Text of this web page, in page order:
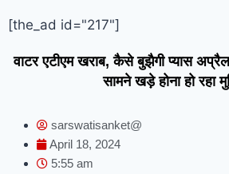
[the_ad id="217"]
वाटर एटीएम खराब, कैसे बुझैगी प्यास
सामने खड़े होना हो रहा
sarswatisanket@
April 18, 2024
5:55 am